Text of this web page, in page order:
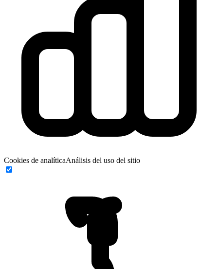
Cookies de analíticaAnálisis del uso del sitio